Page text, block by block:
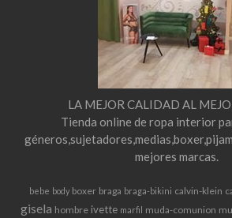
LA MEJOR CALIDAD AL
Tienda online de ropa interior
mejores marcas.
bebe body boxer braga braga-bikini calvin-klein
gisela hombre ivette marfil muda-comunion